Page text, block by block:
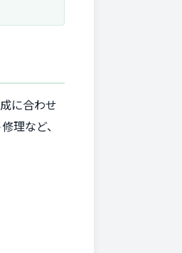
に合わせ
理など、